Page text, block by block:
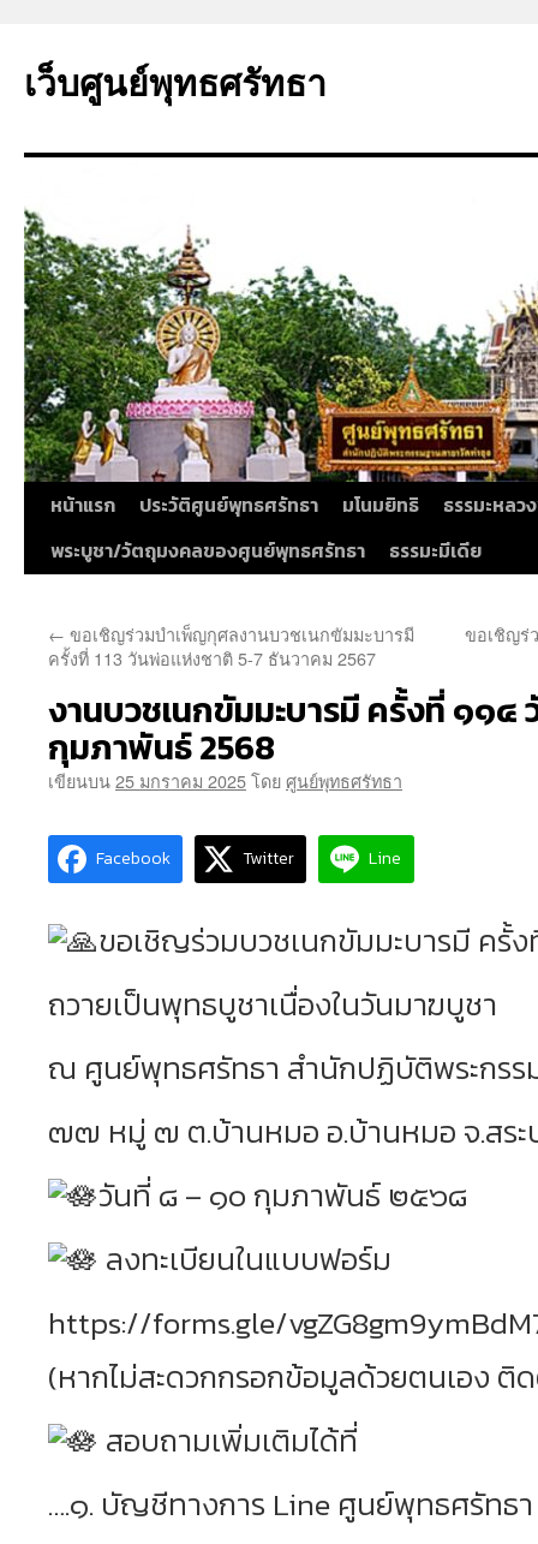
ยัง
เว็บศูนย์พุทธศรัทธา
หน้าแรก ประวัติศูนย์พุทธศรัทธา มโนมยิทธิ
ธรรมะหลว
พระบูชา/วัตถุมงคลของศูนย์พุทธศรัทธา
ธรรมะมีเดีย
← ขอเชิญร่วมบำเพ็ญกุศลงานบวชเนกขัมมะบารมี
ครั้งที่ 113 วันพ่อแห่งชาติ 5-7 ธันวาคม 2567
ขอเชิญร่
งานบวชเนกขัมมะบารมี ครั้งที่ ๑๑๔
กุมภาพันธ์ 2568
เขียนบน25 มกราคม 2025โดยศูนย์พุทธศรัทธา
Facebook Twitter Line
ขอเชิญร่วมบวชเนกขัมมะบารมี ครั้
ถวายเป็นพุทธบูชาเนื่องในวันมาฆบูชา
ณ ศูนย์พุทธศรัทธา สำนักปฏิบัติพระกรร
๗๗ หมู่ ๗ ต.บ้านหมอ อ.บ้านหมอ จ.สระ
วันที่ ๘ – ๑๐ กุมภาพันธ์ ๒๕๖๘
ลงทะเบียนในแบบฟอร์ม
https://forms.gle/
(หากไม่สะดวกกรอกข้อมูลด้วยตนเอง ติ
สอบถามเพิ่มเติมได้ที่
….๑. บัญชีทางการ Line ศูนย์พุทธศรัทธา